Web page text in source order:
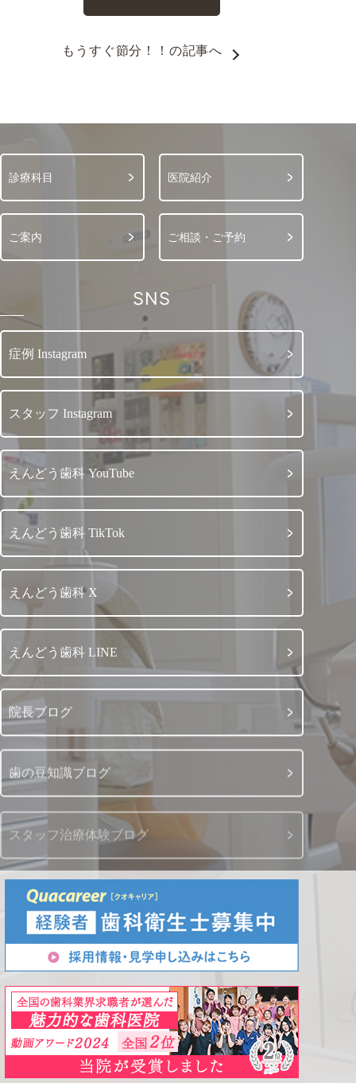
もうすぐ節分！！ の記事へ
診療科目 医院紹介
ご案内 ご相談・ご予約
SNS
症例 Instagram
スタッフ Instagram
えんどう歯科 YouTube
えんどう歯科 TikTok
えんどう歯科 X
えんどう歯科 LINE
院長ブログ
歯の豆知識ブログ
スタッフ治療体験ブログ